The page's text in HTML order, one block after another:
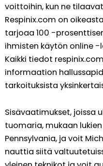
voittoihin, kun ne
Respinix.com on
tarjoaa 100 -
ihmisten käytön online
Kaikki tiedot
informaation
tarkoituksista
Sisävaatimukset, joissa
tuomaria, mukaan
Pennsylvania, ja voit
nauttia siitä